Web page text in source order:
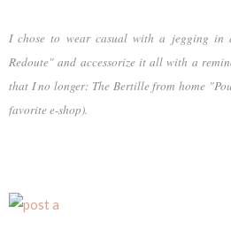
I chose to wear casual with a jegging in
Redoute" and accessorize it all with a
that I no longer: The Bertille from home
favorite e-shop).